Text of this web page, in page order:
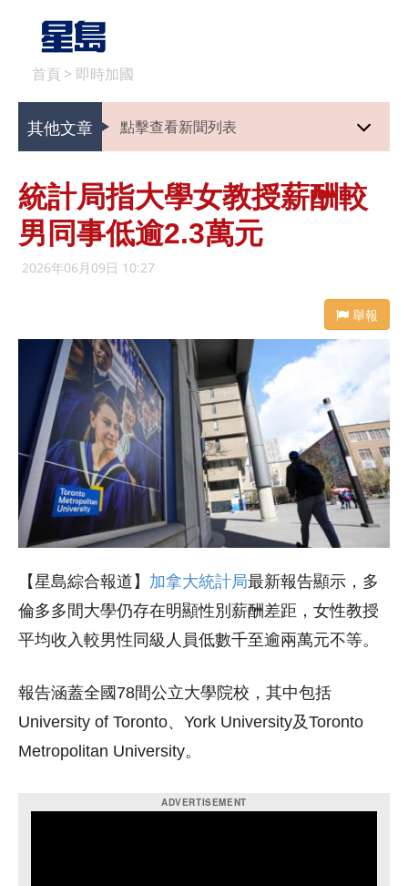
首頁 > 即時加國
其他文章 點擊查看新聞列表
統計局指大學女教授薪酬較
男同事低逾2.3萬元
2026年06月09日 10:27
舉報
【星島綜合報道】 加拿大統計局最新報告顯示，多
倫多多間大學仍存在明顯性別薪酬差距，女性教授
平均收入較男性同級人員低數千至逾兩萬元不等。
報告涵蓋全國78間公立大學院校，其中包括
University of Toronto、York University及Toronto
Metropolitan University。